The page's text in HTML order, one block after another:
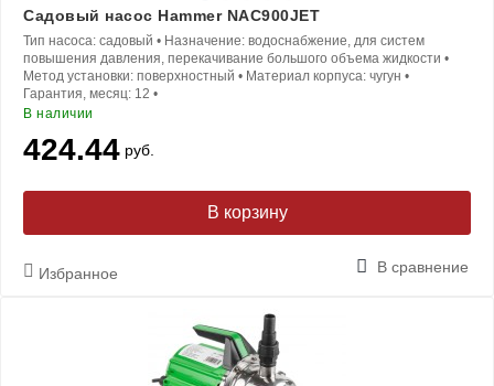
Садовый насос Hammer NAC900JET
Тип насоса: садовый • Назначение: водоснабжение, для систем
повышения давления, перекачивание большого объема жидкости •
Метод установки: поверхностный • Материал корпуса: чугун •
Гарантия, месяц: 12 •
В наличии
424.44 руб.
В корзину
Избранное В сравнение